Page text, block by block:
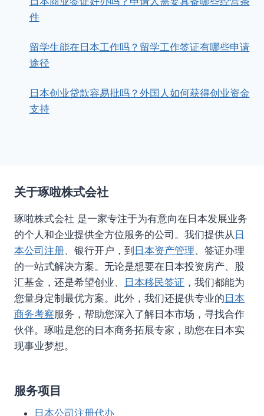
件
留学生能在日本工作吗？留学工作签证有哪些申请
途径
日本创业贷款容易批吗？外国人如何获得创业资金
支持
关于琢啦株式会社
琢啦株式会社 是一家专注于为有意向在日本发展业务
的个人和企业提供全方位服务的公司。我们提供从 日
本公司注册、银行开户，到日本资产管理、签证办理
的一站式解决方案。无论是想要在日本投资房产、股
汇基金，还是希望创业、 日本移民签证 ，我们都能为
您量身定制最优方案。此外，我们还提供专业的日本
商务考察服务，帮助您深入了解日本市场，寻找合作
伙伴。琢啦是您的日本商务拓展专家，助您在日本实
现事业梦想。
服务项目
日本公司注册代办